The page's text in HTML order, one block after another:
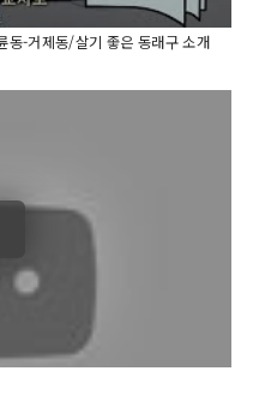
-거제동/살기 좋은 동래구 소개